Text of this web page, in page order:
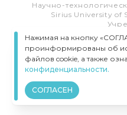
Научно-
Sirius University of
Образовательный
Федеральная
Тел.:8
ВСЕ ПРАВА ЗАЩИЩЕНЫ ©
Нажимая на кнопку
проинформированы об
файлов cookie, а также
конфиденциальности.
СОГЛАСЕН